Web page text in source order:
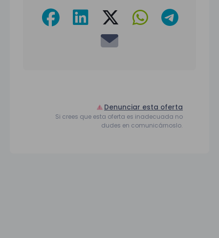
Denunciar esta oferta
Si crees que esta oferta es inadecuada no
dudes en comunicárnoslo.